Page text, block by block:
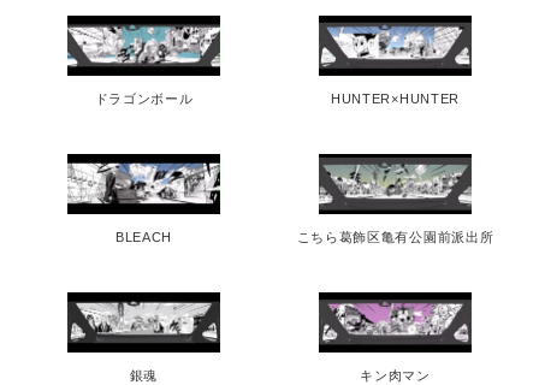
ドラゴンボール HUNTER×HUNTER
BLEACH こちら葛飾区亀有公園前派出所
銀魂 キン肉マン